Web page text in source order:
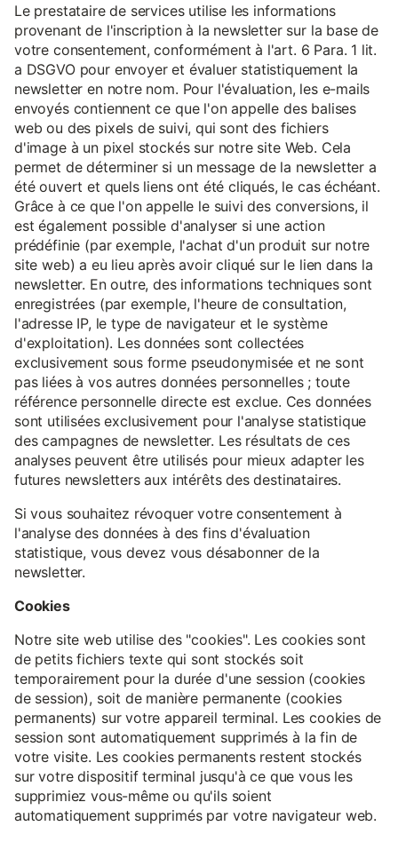
Le prestataire de services utilise les informations
provenant de l'inscription à la newsletter sur la base de
votre consentement, conformément à l'art. 6 Para. 1 lit.
a DSGVO pour envoyer et évaluer statistiquement la
newsletter en notre nom. Pour l'évaluation, les e-mails
envoyés contiennent ce que l'on appelle des balises
web ou des pixels de suivi, qui sont des fichiers
d'image à un pixel stockés sur notre site Web. Cela
permet de déterminer si un message de la newsletter a
été ouvert et quels liens ont été cliqués, le cas échéant.
Grâce à ce que l'on appelle le suivi des conversions, il
est également possible d'analyser si une action
prédéfinie (par exemple, l'achat d'un produit sur notre
site web) a eu lieu après avoir cliqué sur le lien dans la
newsletter. En outre, des informations techniques sont
enregistrées (par exemple, l'heure de consultation,
l'adresse IP, le type de navigateur et le système
d'exploitation). Les données sont collectées
exclusivement sous forme pseudonymisée et ne sont
pas liées à vos autres données personnelles ; toute
référence personnelle directe est exclue. Ces données
sont utilisées exclusivement pour l'analyse statistique
des campagnes de newsletter. Les résultats de ces
analyses peuvent être utilisés pour mieux adapter les
futures newsletters aux intérêts des destinataires.
Si vous souhaitez révoquer votre consentement à
l'analyse des données à des fins d'évaluation
statistique, vous devez vous désabonner de la
newsletter.
Cookies
Notre site web utilise des "cookies". Les cookies sont
de petits fichiers texte qui sont stockés soit
temporairement pour la durée d'une session (cookies
de session), soit de manière permanente (cookies
permanents) sur votre appareil terminal. Les cookies de
session sont automatiquement supprimés à la fin de
votre visite. Les cookies permanents restent stockés
sur votre dispositif terminal jusqu'à ce que vous les
supprimiez vous-même ou qu'ils soient
automatiquement supprimés par votre navigateur web.